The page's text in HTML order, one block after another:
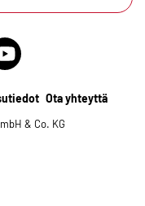
Ota yhteyttä
& Co. KG